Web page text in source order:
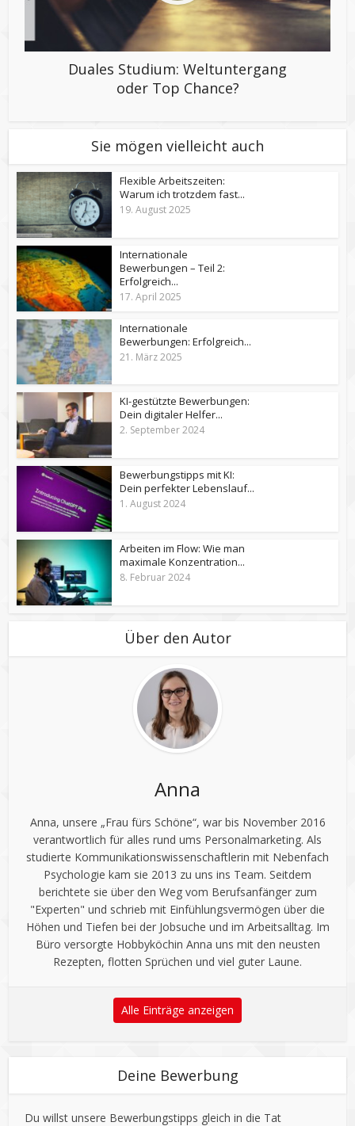
Duales Studium: Weltuntergang
oder Top Chance?
Sie mögen vielleicht auch
Flexible Arbeitszeiten:
Warum ich trotzdem fast...
19. August 2025
Internationale
Bewerbungen – Teil 2:
Erfolgreich...
17. April 2025
Internationale
Bewerbungen: Erfolgreich...
21. März 2025
KI-gestützte Bewerbungen:
Dein digitaler Helfer...
2. September 2024
Bewerbungstipps mit KI:
Dein perfekter Lebenslauf...
1. August 2024
Arbeiten im Flow: Wie man
maximale Konzentration...
8. Februar 2024
Über den Autor
Anna
Anna, unsere „Frau fürs Schöne“, war bis November 2016
verantwortlich für alles rund ums Personalmarketing. Als
studierte Kommunikationswissenschaftlerin mit Nebenfach
Psychologie kam sie 2013 zu uns ins Team. Seitdem
berichtete sie über den Weg vom Berufsanfänger zum
"Experten" und schrieb mit Einfühlungsvermögen über die
Höhen und Tiefen bei der Jobsuche und im Arbeitsalltag. Im
Büro versorgte Hobbyköchin Anna uns mit den neusten
Rezepten, flotten Sprüchen und viel guter Laune.
Alle Einträge anzeigen
Deine Bewerbung
Du willst unsere Bewerbungstipps gleich in die Tat